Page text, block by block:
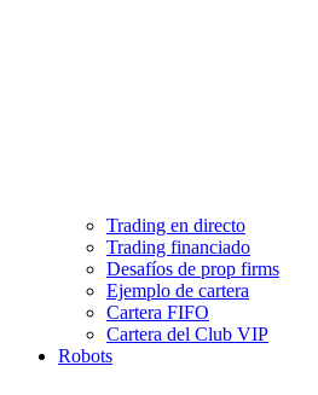
Trading en directo
Trading financiado
Desafíos de prop firms
Ejemplo de cartera
Cartera FIFO
Cartera del Club VIP
Robots